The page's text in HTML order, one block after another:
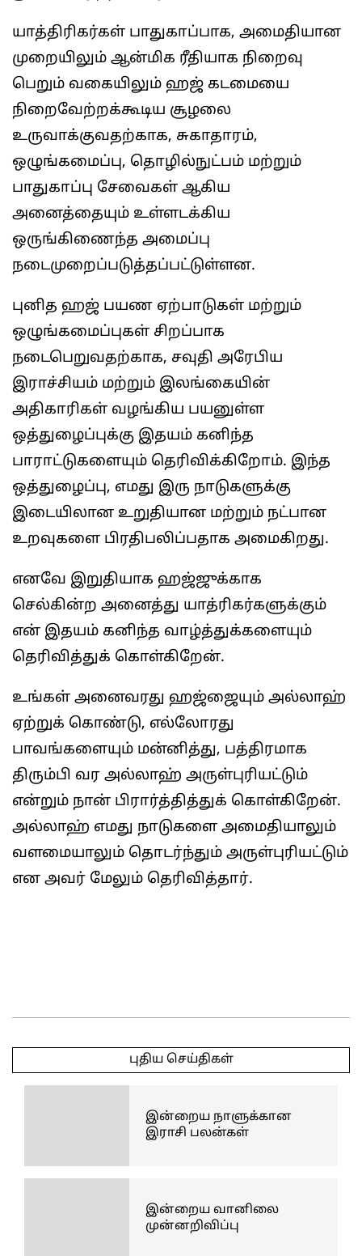
யாத்திரிகர்கள் பாதுகாப்பாக, அமைதியான
முறையிலும் ஆன்மிக ரீதியாக நிறைவு
பெறும் வகையிலும் ஹஜ் கடமையை
நிறைவேற்றக்கூடிய சூழலை
உருவாக்குவதற்காக, சுகாதாரம்,
ஒழுங்கமைப்பு, தொழில்நுட்பம் மற்றும்
பாதுகாப்பு சேவைகள் ஆகிய
அனைத்தையும் உள்ளடக்கிய
ஒருங்கிணைந்த அமைப்பு
நடைமுறைப்படுத்தப்பட்டுள்ளன.
புனித ஹஜ் பயண ஏற்பாடுகள் மற்றும்
ஒழுங்கமைப்புகள் சிறப்பாக
நடைபெறுவதற்காக, சவுதி அரேபிய
இராச்சியம் மற்றும் இலங்கையின்
அதிகாரிகள் வழங்கிய பயனுள்ள
ஒத்துழைப்புக்கு இதயம் கனிந்த
பாராட்டுகளையும் தெரிவிக்கிறோம். இந்த
ஒத்துழைப்பு, எமது இரு நாடுகளுக்கு
இடையிலான உறுதியான மற்றும் நட்பான
உறவுகளை பிரதிபலிப்பதாக அமைகிறது.
எனவே இறுதியாக ஹஜ்ஜுக்காக
செல்கின்ற அனைத்து யாத்ரிகர்களுக்கும்
என் இதயம் கனிந்த வாழ்த்துக்களையும்
தெரிவித்துக் கொள்கிறேன்.
உங்கள் அனைவரது ஹஜ்ஜையும் அல்லாஹ்
ஏற்றுக் கொண்டு, எல்லோரது
பாவங்களையும் மன்னித்து, பத்திரமாக
திரும்பி வர அல்லாஹ் அருள்புரியட்டும்
என்றும் நான் பிரார்த்தித்துக் கொள்கிறேன்.
அல்லாஹ் எமது நாடுகளை அமைதியாலும்
வளமையாலும் தொடர்ந்தும் அருள்புரியட்டும்
என அவர் மேலும் தெரிவித்தார்.
05-
புதிய செய்திகள்
இன்றைய நாளுக்கான
இராசி பலன்கள்
இன்றைய வானிலை
முன்னறிவிப்பு